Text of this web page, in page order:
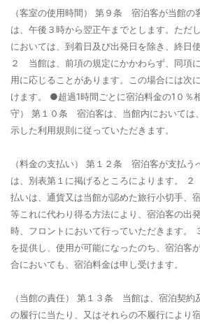
（客室の使用時間）
第９条 宿泊客が当館の
は、午後３時から翌正午までとします。ただ
においては、到着日及び出発日を除き、終日
２ 当館は、前項の規定にかかわらず、同項
用に応じることがあります。この場合には次
けます。 ●超過1時間ごとに宿泊料金の1０％
守）
第１０条 宿泊客は、当館内においては
示した利用規則に従っていただきます。
（料金の支払い）
第１２条 宿泊客が支払う
は、別表第１に掲げるところによります。
払いは、通貨又は当館が認めた旅行小切手、
等これに代わり得る方法により、宿泊客の出
時、フロントにおいて行っていただきます
を提供し、使用が可能になったのち、宿泊客
合においても、宿泊料金は申し受けます。
（当館の責任）
第１３条 当館は、宿泊契約
の履行に当たり、又はそれらの不履行により